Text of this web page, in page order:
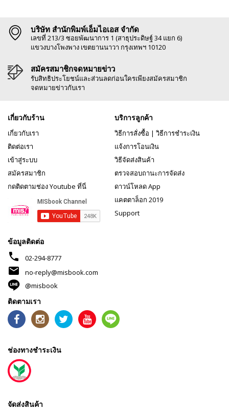
บริษัท สำนักพิมพ์เอ็มไอเอส จำกัด
เลขที่ 213/3 ซอยพัฒนาการ 1 (สาธุประดิษฐ์ 34 แยก 6)
แขวงบางโพงพาง เขตยานนาวา กรุงเทพฯ 10120
สมัครสมาชิกจดหมายข่าว
รับสิทธิประโยชน์และส่วนลดก่อนใครเพียงสมัครสมาชิก
จดหมายข่าวกับเรา
เกี่ยวกับร้าน
เกี่ยวกับเรา
ติดต่อเรา
เข้าสู่ระบบ
สมัครสมาชิก
กดติดตามช่อง Youtube ที่นี่
บริการลูกค้า
วิธีการสั่งซื้อ | วิธีการชำระเงิน
แจ้งการโอนเงิน
วิธีจัดส่งสินค้า
ตรวจสอบถานะการจัดส่ง
ดาวน์โหลด App
แคตตาล็อก 2019
Support
ข้อมูลติดต่อ
phone 02-294-8777
mail
no-reply@misbook.com
@misbook
ติดตามเรา
ช่องทางชำระเงิน
จัดส่งสินค้า